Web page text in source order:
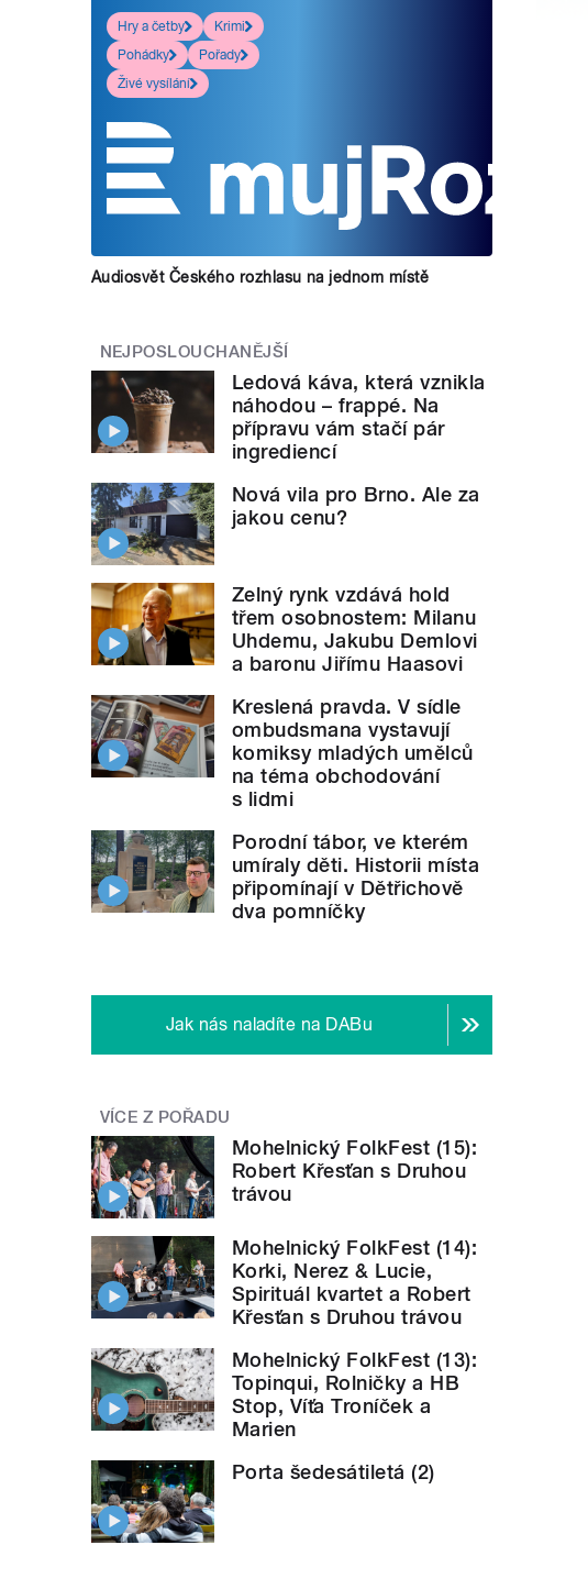
Hry a četby
Krimi
Pohádky
Pořady
Živé vysílání
Audiosvět Českého rozhlasu na jednom místě
NEJPOSLOUCHANĚJŠÍ
Ledová káva, která vznikla
náhodou – frappé. Na
přípravu vám stačí pár
ingrediencí
Nová vila pro Brno. Ale za
jakou cenu?
Zelný rynk vzdává hold
třem osobnostem: Milanu
Uhdemu, Jakubu Demlovi
a baronu Jiřímu Haasovi
Kreslená pravda. V sídle
ombudsmana vystavují
komiksy mladých umělců
na téma obchodování
s lidmi
Porodní tábor, ve kterém
umíraly děti. Historii místa
připomínají v Dětřichově
dva pomníčky
Jak nás naladíte na DABu
VÍCE Z POŘADU
Mohelnický FolkFest (15):
Robert Křesťan s Druhou
trávou
Mohelnický FolkFest (14):
Korki, Nerez & Lucie,
Spirituál kvartet a Robert
Křesťan s Druhou trávou
Mohelnický FolkFest (13):
Topinqui, Rolničky a HB
Stop, Víťa Troníček a
Marien
Porta šedesátiletá (2)